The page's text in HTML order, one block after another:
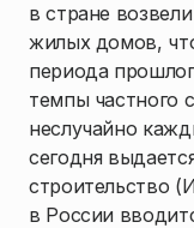
в стране
жилых домов,
периода
темпы частного
неслучайно
сегодня
строительство
в России